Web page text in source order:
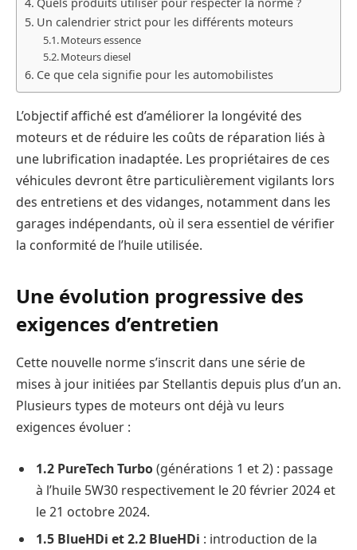
Un calendrier strict pour les différents moteurs
Moteurs essence
Moteurs diesel
Ce que cela signifie pour les automobilistes
L’objectif affiché est d’améliorer la longévité des
moteurs et de réduire les coûts de réparation liés à
une lubrification inadaptée. Les propriétaires de ces
véhicules devront être particulièrement vigilants lors
des entretiens et des vidanges, notamment dans les
garages indépendants, où il sera essentiel de vérifier
la conformité de l’huile utilisée.
Une évolution progressive des
exigences d’entretien
Cette nouvelle norme s’inscrit dans une série de
mises à jour initiées par Stellantis depuis plus d’un an.
Plusieurs types de moteurs ont déjà vu leurs
exigences évoluer :
1.2 PureTech Turbo(générations 1 et 2) : passage
à l’huile 5W30 respectivement le 20 février 2024 et
le 21 octobre 2024.
1.5 BlueHDi et 2.2 BlueHDi : introduction de la